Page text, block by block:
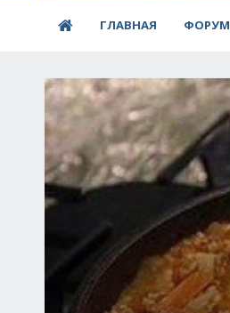
ГЛАВНАЯ ФОРУМ